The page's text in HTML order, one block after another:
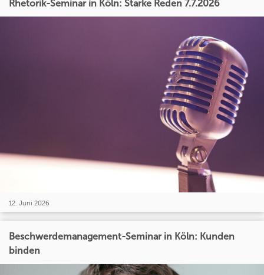
Rhetorik-Seminar in Köln: Starke Reden 7.7.2026
12. Juni 2026
Beschwerdemanagement-Seminar in Köln: Kunden
binden